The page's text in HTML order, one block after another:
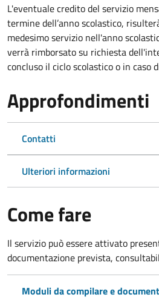
L'eventuale credito del servizio
termine dell’anno scolastico,
medesimo servizio nell'anno
verrà rimborsato su richiesta
concluso il ciclo scolastico o in caso
Approfondimenti
Contatti
Ulteriori informazioni
Come fare
Il servizio può essere attivato
documentazione prevista,
Moduli da compilare e